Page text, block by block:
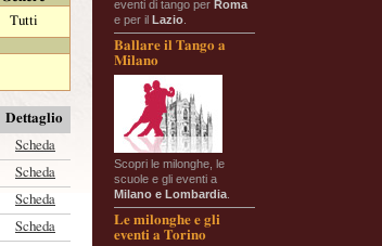
eventi di tango per Roma
e per il Lazio
Ballare il Tango a
Milano
Scopri le milonghe, le
scuole e gli eventi a
Milano e Lombardia
Le milonghe e gli
eventi a Torino
Tutti
Dettaglio
Scheda
Scheda
Scheda
Scheda